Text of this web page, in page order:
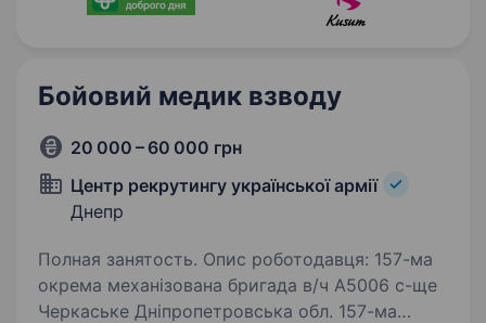
Бойовий медик взводу
20 000 – 60 000 грн
Центр рекрутингу української армії
Днепр
Полная занятость. Опис роботодавця: 157-ма
окрема механізована бригада в/ч А5006 с-ще
Черкаське Дніпропетровська обл. 157-ма